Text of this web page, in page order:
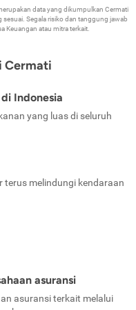
data yang dikumpulkan Cermati
Segala risiko dan tanggung jawab
Keuangan atau mitra terkait.
Cermati
Indonesia
yang luas di seluruh
terus melindungi kendaraan
asuransi
asuransi terkait melalui